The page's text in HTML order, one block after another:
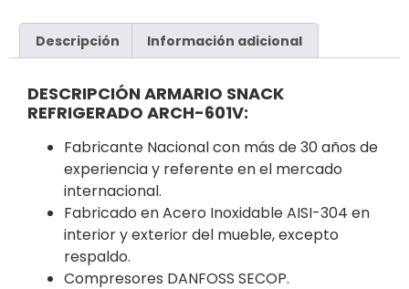
Descripción Información adicional
DESCRIPCIÓN ARMARIO SNACK
REFRIGERADO ARCH-601V:
Fabricante Nacional con más de 30 años de
experiencia y referente en el mercado
internacional.
Fabricado en Acero Inoxidable AISI-304 en
interior y exterior del mueble, excepto
respaldo.
Compresores DANFOSS SECOP.